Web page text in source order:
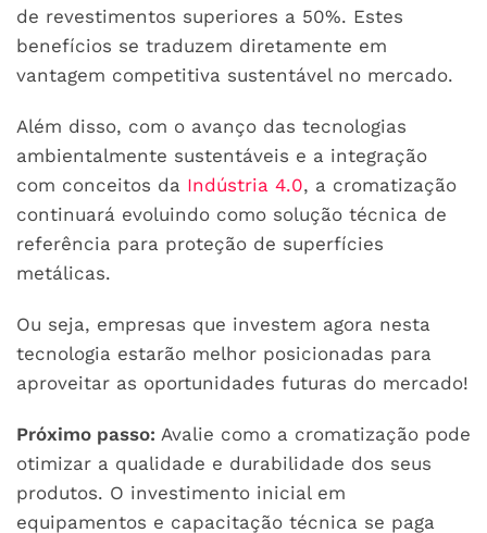
de revestimentos superiores a 50%. Estes
benefícios se traduzem diretamente em
vantagem competitiva sustentável no mercado.
Além disso, com o avanço das tecnologias
ambientalmente sustentáveis e a integração
com conceitos da Indústria 4.0, a cromatização
continuará evoluindo como solução técnica de
referência para proteção de superfícies
metálicas.
Ou seja, empresas que investem agora nesta
tecnologia estarão melhor posicionadas para
aproveitar as oportunidades futuras do mercado!
Próximo passo: Avalie como a cromatização pode
otimizar a qualidade e durabilidade dos seus
produtos. O investimento inicial em
equipamentos e capacitação técnica se paga